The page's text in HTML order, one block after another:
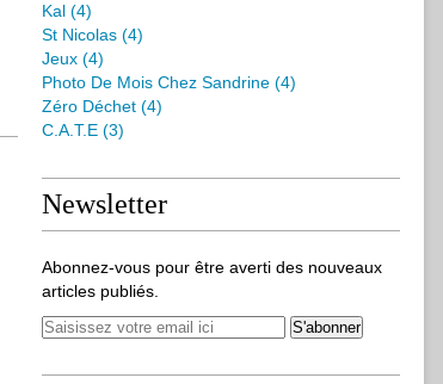
Kal (4)
St Nicolas (4)
Jeux (4)
Photo De Mois Chez Sandrine (4)
Zéro Déchet (4)
C.a.t.e (3)
Newsletter
Abonnez-vous pour être averti des nouveaux
articles publiés.